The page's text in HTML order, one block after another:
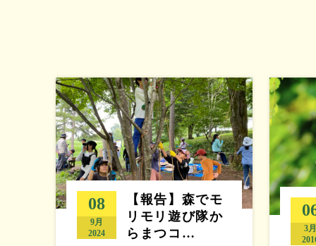
08
9月
2024
【報告】森でモ
リモリ遊び隊か
らまつコ…
3月